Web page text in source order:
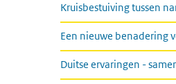
Kruisbestuiving tussen
Een nieuwe benadering
Duitse ervaringen -